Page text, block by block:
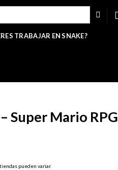
TRABAJAR EN SNAKE?
Super Mario RPG
pueden variar.